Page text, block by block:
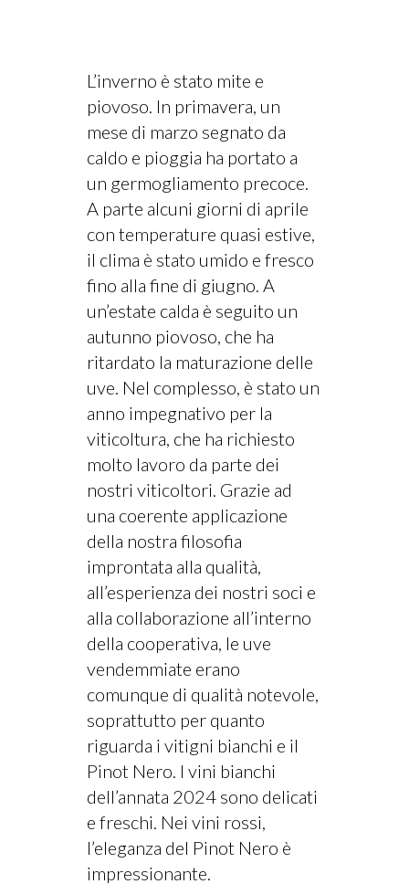
L’inverno è stato mite e
piovoso. In primavera, un
mese di marzo segnato da
caldo e pioggia ha portato a
un germogliamento precoce.
A parte alcuni giorni di aprile
con temperature quasi estive,
il clima è stato umido e fresco
fino alla fine di giugno. A
un’estate calda è seguito un
autunno piovoso, che ha
ritardato la maturazione delle
uve. Nel complesso, è stato un
anno impegnativo per la
viticoltura, che ha richiesto
molto lavoro da parte dei
nostri viticoltori. Grazie ad
una coerente applicazione
della nostra filosofia
improntata alla qualità,
all’esperienza dei nostri soci e
alla collaborazione all’interno
della cooperativa, le uve
vendemmiate erano
comunque di qualità notevole,
soprattutto per quanto
riguarda i vitigni bianchi e il
Pinot Nero. I vini bianchi
dell’annata 2024 sono delicati
e freschi. Nei vini rossi,
l’eleganza del Pinot Nero è
impressionante.